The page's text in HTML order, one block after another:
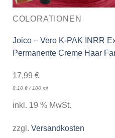
COLORATIONEN
Joico – Vero K-PAK INRR
Permanente Creme Haar
17,99 €
8,10 €/100 ml
inkl. 19 % MwSt.
zzgl. Versandkosten